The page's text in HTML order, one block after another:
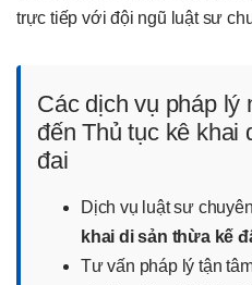
trực tiếp với đội ngũ luật sư
Các dịch vụ pháp lý
đến Thủ tục kê khai
đai
Dịch vụ luật sư
khai di sản thừa kế
Tư vấn pháp lý tận